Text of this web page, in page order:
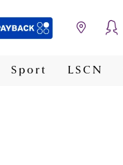
Sport LSCN